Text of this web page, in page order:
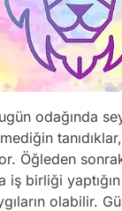
odağında
Öğleden
iş birliği
olabilir.